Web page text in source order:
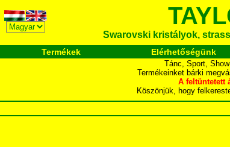
Swarovski kristályok,
Termékek Elérhetőségünk
Tánc, Sport,
Termékeinket bárki
A feltüntetett
Köszönjük, hogy